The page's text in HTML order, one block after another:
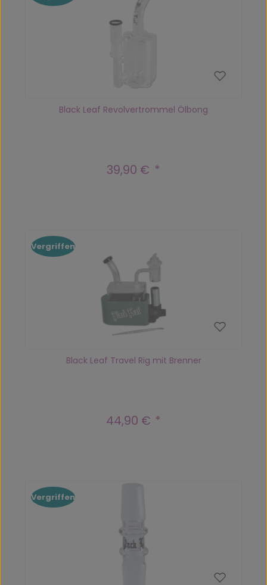
Black Leaf Revolvertrommel Ölbong
Regulärer Preis:
39,90 €
Vergriffen
Black Leaf Travel Rig mit Brenner
Regulärer Preis:
44,90 €
Vergriffen